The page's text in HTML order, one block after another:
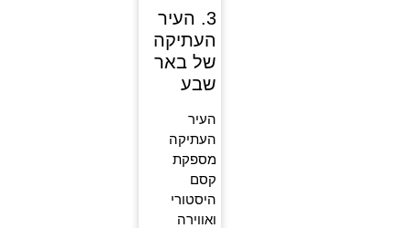
3. העיר
העתיקה
של באר
שבע
העיר
העתיקה
מספקת
קסם
היסטורי
ואווירה